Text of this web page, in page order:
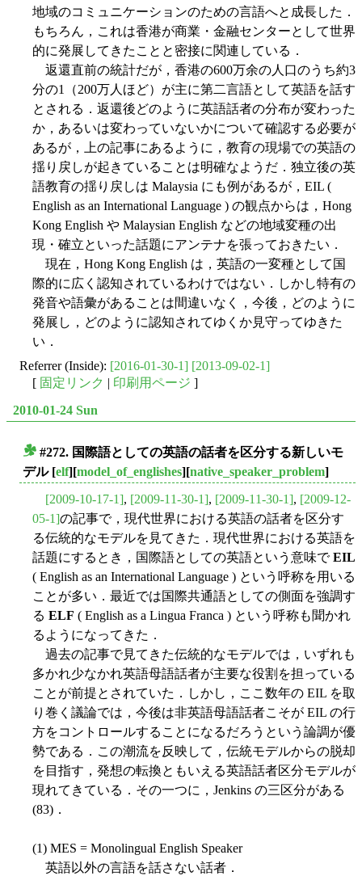
地域のコミュニケーションのための言語へと成長した．
もちろん，これは香港が商業・金融センターとして世界
的に発展してきたことと密接に関連している．
返還直前の統計だが，香港の600万余の人口のうち約3
分の1（200万人ほど）が主に第二言語として英語を話す
とされる．返還後どのように英語話者の分布が変わった
か，あるいは変わっていないかについて確認する必要が
あるが，上の記事にあるように，教育の現場での英語の
揺り戻しが起きていることは明確なようだ．独立後の英
語教育の揺り戻しは Malaysia にも例があるが，EIL (
English as an International Language ) の観点からは，Hong
Kong English や Malaysian English などの地域変種の出
現・確立といった話題にアンテナを張っておきたい．
現在，Hong Kong English は，英語の一変種として国
際的に広く認知されているわけではない．しかし特有の
発音や語彙があることは間違いなく，今後，どのように
発展し，どのように認知されてゆくか見守ってゆきた
い．
Referrer (Inside): [2016-01-30-1] [2013-09-02-1]
[ 固定リンク | 印刷用ページ ]
2010-01-24 Sun
#272. 国際語としての英語の話者を区分する新しいモ
デル[elf][model_of_englishes][native_speaker_problem]
[2009-10-17-1], [2009-11-30-1], [2009-11-30-1], [2009-12-
05-1]の記事で，現代世界における英語の話者を区分す
る伝統的なモデルを見てきた．現代世界における英語を
話題にするとき，国際語としての英語という意味でEIL
( English as an International Language ) という呼称を用いる
ことが多い．最近では国際共通語としての側面を強調す
る ELF ( English as a Lingua Franca ) という呼称も聞かれ
るようになってきた．
過去の記事で見てきた伝統的なモデルでは，いずれも
多かれ少なかれ英語母語話者が主要な役割を担っている
ことが前提とされていた．しかし，ここ数年の EIL を取
り巻く議論では，今後は非英語母語話者こそが EIL の行
方をコントロールすることになるだろうという論調が優
勢である．この潮流を反映して，伝統モデルからの脱却
を目指す，発想の転換ともいえる英語話者区分モデルが
現れてきている．その一つに，Jenkins の三区分がある
(83)．
(1) MES = Monolingual English Speaker
英語以外の言語を話さない話者．